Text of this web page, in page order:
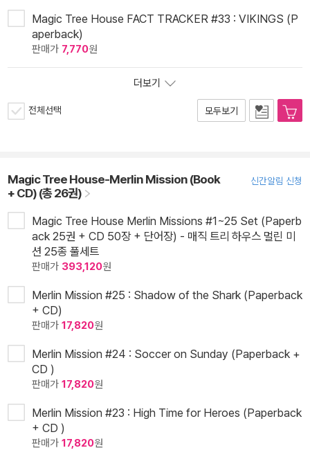
Magic Tree House FACT TRACKER #33 : VIKINGS (P
aperback)
판매가 7,770원
더보기
전체선택 모두보기
Magic Tree House-Merlin Mission (Book
+ CD) (총 26권)
신간알림 신청
Magic Tree House Merlin Missions #1~25 Set (Paperb
ack 25권 + CD 50장 + 단어장) - 매직 트리 하우스 멀린 미
션 25종 풀세트
판매가 393,120원
Merlin Mission #25 : Shadow of the Shark (Paperback
+ CD)
판매가 17,820원
Merlin Mission #24 : Soccer on Sunday (Paperback +
CD )
판매가 17,820원
Merlin Mission #23 : High Time for Heroes (Paperback
+ CD )
판매가 17,820원